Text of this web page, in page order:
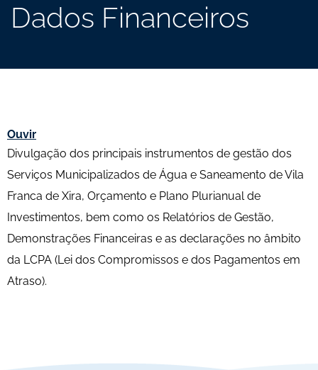
Dados Financeiros
Ouvir
Divulgação dos principais instrumentos de gestão dos
Serviços Municipalizados de Água e Saneamento de Vila
Franca de Xira, Orçamento e Plano Plurianual de
Investimentos, bem como os Relatórios de Gestão,
Demonstrações Financeiras e as declarações no âmbito
da LCPA (Lei dos Compromissos e dos Pagamentos em
Atraso).